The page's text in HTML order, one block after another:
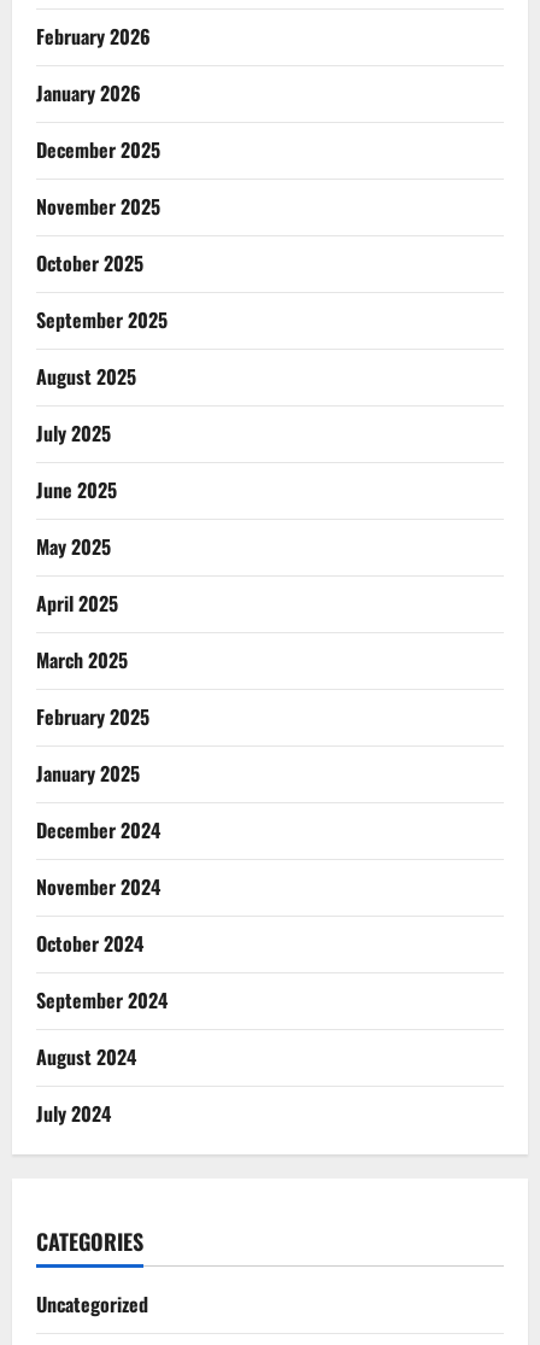
February 2026
January 2026
December 2025
November 2025
October 2025
September 2025
August 2025
July 2025
June 2025
May 2025
April 2025
March 2025
February 2025
January 2025
December 2024
November 2024
October 2024
September 2024
August 2024
July 2024
CATEGORIES
Uncategorized